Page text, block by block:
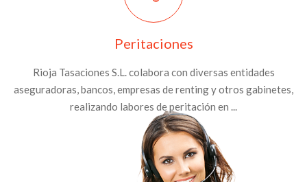
Peritaciones
Rioja Tasaciones S.L. colabora con diversas entidades
aseguradoras, bancos, empresas de renting y otros gabinetes,
realizando labores de peritación en ...